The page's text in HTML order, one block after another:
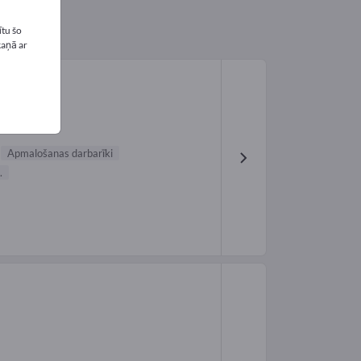
Apmalošanas darbarīki
šo
ar